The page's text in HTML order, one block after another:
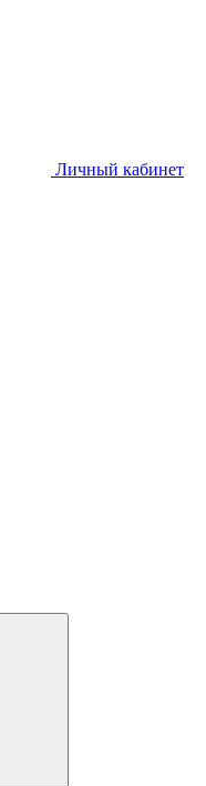
Личный кабинет